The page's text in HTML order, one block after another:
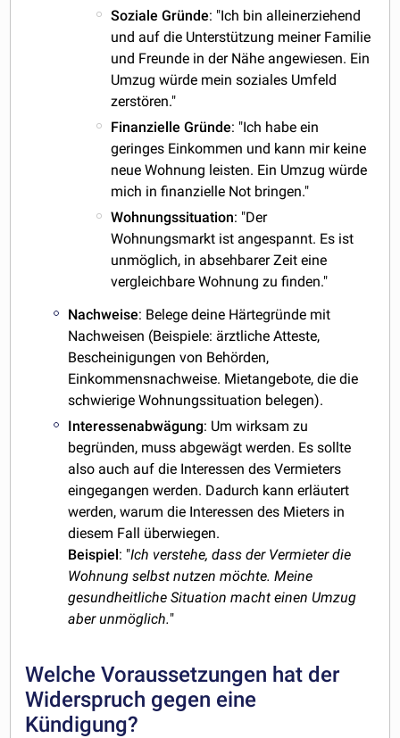
Soziale Gründe: "Ich bin alleinerziehend
und auf die Unterstützung meiner Familie
und Freunde in der Nähe angewiesen. Ein
Umzug würde mein soziales Umfeld
zerstören."
Finanzielle Gründe: "Ich habe ein
geringes Einkommen und kann mir keine
neue Wohnung leisten. Ein Umzug würde
mich in finanzielle Not bringen."
Wohnungssituation: "Der
Wohnungsmarkt ist angespannt. Es ist
unmöglich, in absehbarer Zeit eine
vergleichbare Wohnung zu finden."
Nachweise: Belege deine Härtegründe mit
Nachweisen (Beispiele: ärztliche Atteste,
Bescheinigungen von Behörden,
Einkommensnachweise. Mietangebote, die die
schwierige Wohnungssituation belegen).
Interessenabwägung: Um wirksam zu
begründen, muss abgewägt werden. Es sollte
also auch auf die Interessen des Vermieters
eingegangen werden. Dadurch kann erläutert
werden, warum die Interessen des Mieters in
diesem Fall überwiegen.
Beispiel: "Ich verstehe, dass der Vermieter die
Wohnung selbst nutzen möchte. Meine
gesundheitliche Situation macht einen Umzug
aber unmöglich."
Welche Voraussetzungen hat der
Widerspruch gegen eine
Kündigung?